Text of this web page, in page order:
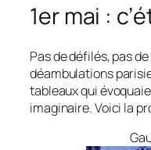
1er mai :
Pas de défilés, pas
déambulations
tableaux qui
imaginaire. Voici la